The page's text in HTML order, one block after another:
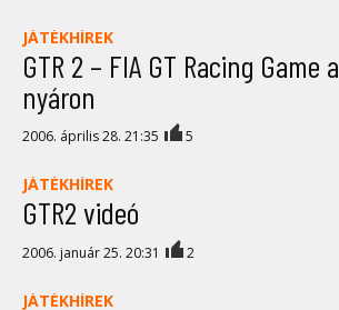
JÁTÉKHÍREK
GTR 2 – FIA GT Racing Game a
nyáron
2006. április 28. 21:35 5
JÁTÉKHÍREK
GTR2 videó
2006. január 25. 20:31 2
JÁTÉKHÍREK